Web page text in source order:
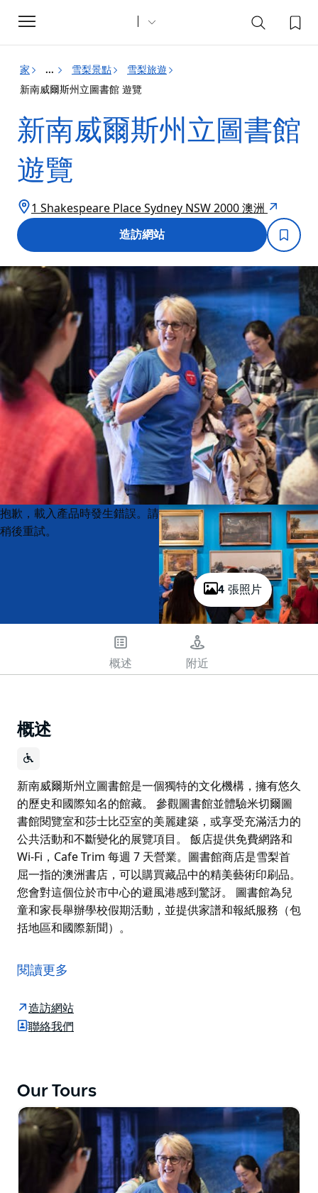
Toggle
navigation
家 ... 雪梨景點
雪梨旅遊
新南威爾斯州立圖書館 遊覽
新南威爾斯州立圖書館
遊覽
1 Shakespeare Place Sydney NSW 2000 澳洲
造訪網站
4 張照片
Product
List
Product
List
抱歉，載入產品時發生錯誤。請
稍後重試。
概述 附近
概述
新南威爾斯州立圖書館是一個獨特的文化機構，擁有悠久
的歷史和國際知名的館藏。 參觀圖書館並體驗米切爾圖
書館閱覽室和莎士比亞室的美麗建築，或享受充滿活力的
公共活動和不斷變化的展覽項目。 飯店提供免費網路和
Wi-Fi，Cafe Trim 每週 7 天營業。圖書館商店是雪梨首
屈一指的澳洲書店，可以購買藏品中的精美藝術印刷品。
您會對這個位於市中心的避風港感到驚訝。 圖書館為兒
童和家長舉辦學校假期活動，並提供家譜和報紙服務（包
括地區和國際新聞）。
的歷史和國際知名的館藏。
麗建築，或享受充滿活力的公共活動和不斷變化的展覽項
目。
的精美藝術印刷品。
您會對這個位於市中心的避風港感到驚訝。
圖書館為兒童和家長舉辦學校假期活動，並提供家譜和報
紙服務（包括地區和國際新聞）。
閱讀更多
造訪網站
聯絡我們
Our Tours